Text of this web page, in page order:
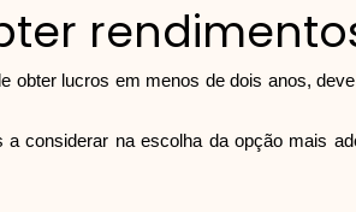
Termos de
obter lucros em menos de dois anos,
considerar na escolha da opção mais